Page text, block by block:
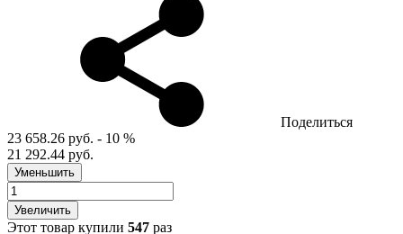
Поделиться
23 658.26 руб. - 10 %
21 292.44 руб.
Уменьшить
Увеличить
Этот товар купили 547 раз